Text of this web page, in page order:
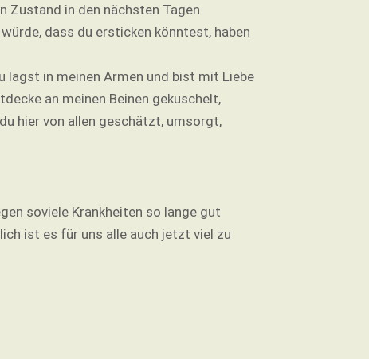
Zustand in den nächsten Tagen
dass du ersticken könntest, haben
lagst in meinen Armen und bist mit Liebe
an meinen Beinen gekuschelt,
hier von allen geschätzt, umsorgt,
soviele Krankheiten so lange gut
ist es für uns alle auch jetzt viel zu